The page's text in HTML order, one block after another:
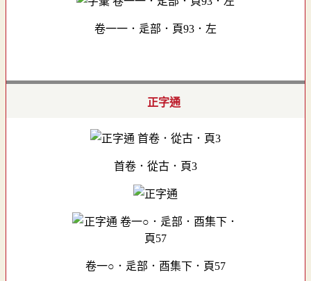
卷一一．辵部．頁93．左
正字通
首卷．從古．頁3
卷一○．辵部．酉集下．頁57